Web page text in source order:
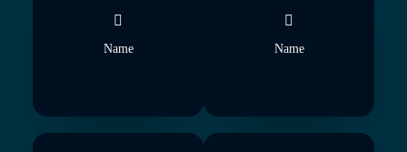
Name Name